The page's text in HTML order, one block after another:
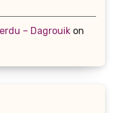
– Dagrouik on